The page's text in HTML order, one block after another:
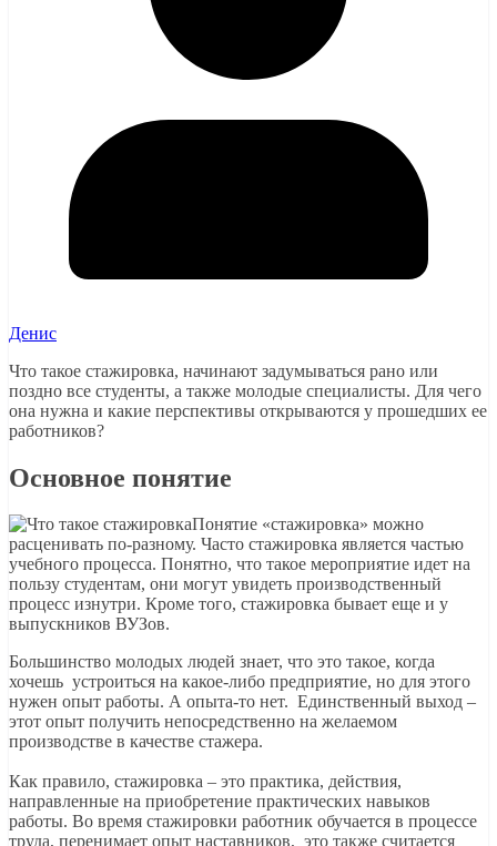
Денис
Что такое стажировка, начинают задумываться рано или
поздно все студенты, а также молодые специалисты. Для чего
она нужна и какие перспективы открываются у прошедших ее
работников?
Основное понятие
Понятие «стажировка» можно
расценивать по-разному. Часто стажировка является частью
учебного процесса. Понятно, что такое мероприятие идет на
пользу студентам, они могут увидеть производственный
процесс изнутри. Кроме того, стажировка бывает еще и у
выпускников ВУЗов.
Большинство молодых людей знает, что это такое, когда
хочешь устроиться на какое-либо предприятие, но для этого
нужен опыт работы. А опыта-то нет. Единственный выход –
этот опыт получить непосредственно на желаемом
производстве в качестве стажера.
Как правило, стажировка – это практика, действия,
направленные на приобретение практических навыков
работы. Во время стажировки работник обучается в процессе
труда, перенимает опыт наставников, это также считается